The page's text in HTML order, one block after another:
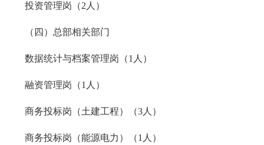
投资管理岗 （2人）
（四）总部相关部门
数据统计与档案管理岗（1人）
融资管理岗（1人）
商务投标岗（土建工程）（3人）
商务投标岗（能源电力）（1人）